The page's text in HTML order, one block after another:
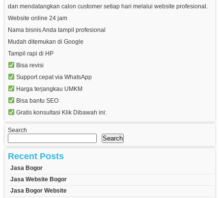
dan mendatangkan calon customer setiap hari melalui website profesional.
Website online 24 jam
Nama bisnis Anda tampil profesional
Mudah ditemukan di Google
Tampil rapi di HP
Bisa revisi
Support cepat via WhatsApp
Harga terjangkau UMKM
Bisa bantu SEO
Gratis konsultasi Klik Dibawah ini:
Search
Search
Recent Posts
Jasa Bogor
Jasa Website Bogor
Jasa Bogor Website